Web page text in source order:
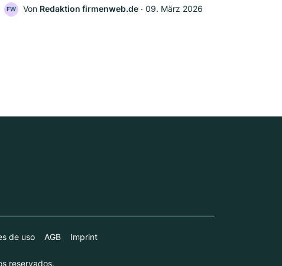
FW Von Redaktion firmenweb.de ‧ 09. März 2026
de uso AGB Imprint
reservados.